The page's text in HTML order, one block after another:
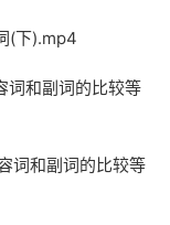
(下).mp4
词和副词的比较等
词和副词的比较等